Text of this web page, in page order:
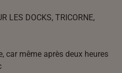
LES DOCKS, TRICORNE,
car même après deux heures